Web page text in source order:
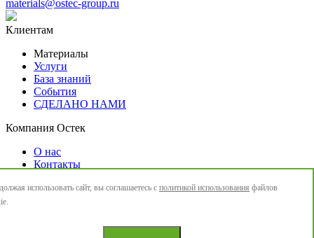
materials@ostec-group.ru
Клиентам
Материалы
Услуги
База знаний
События
СДЕЛАНО НАМИ
Компания Остек
О нас
Контакты
Политика конфиденциальности
использовать сайт, вы соглашаетесь с политикой использования файлов